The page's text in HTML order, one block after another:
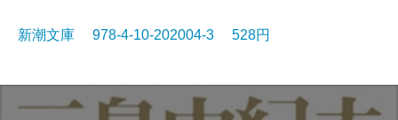
新潮文庫 978-4-10-202004-3 528円